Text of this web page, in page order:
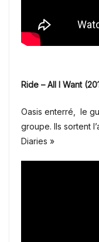
Ride – All I Want
Oasis enterré, le
groupe. Ils sortent
Diaries »